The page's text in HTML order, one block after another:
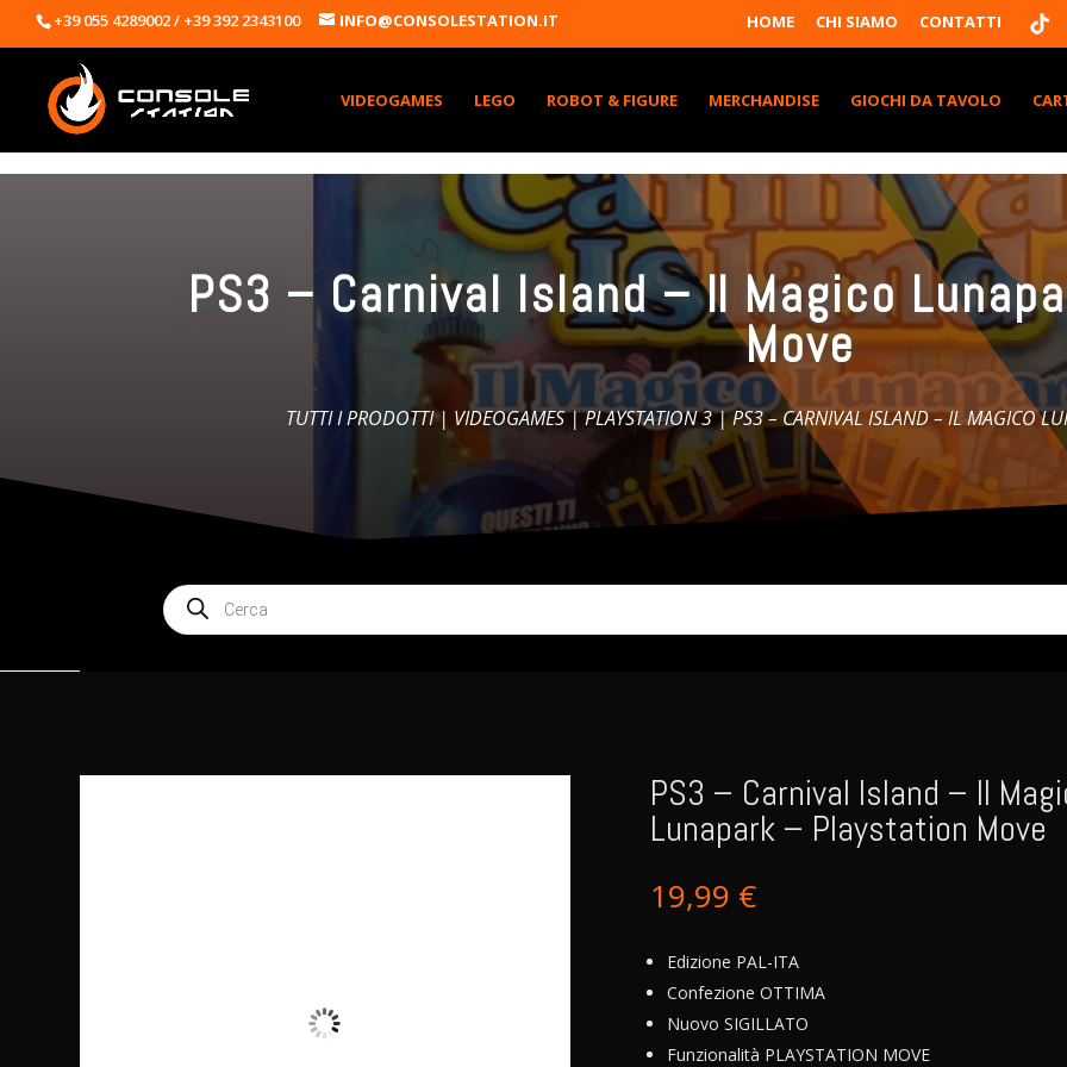
+39 055 4289002 / +39 392 2343100 INFO@CONSOLESTATION.IT HOME CHI SIAMO CONTATTI
K
K
VIDEOGAMES LEGO ROBOT & FIGURE MERCHANDISE GIOCHI DA TAVOLO
PS3 – Carnival Island – Il Magico
Move
TUTTI I PRODOTTI| VIDEOGAMES|PLAYSTATION 3| PS3 – CARNIVAL ISLAND – IL MAGICO
Products
search
PS3 – Carnival Island – Il
Lunapark – Playstation Move
19,99 €
Edizione PAL-ITA
Confezione OTTIMA
Nuovo SIGILLATO
Funzionalità PLAYSTATION MOVE